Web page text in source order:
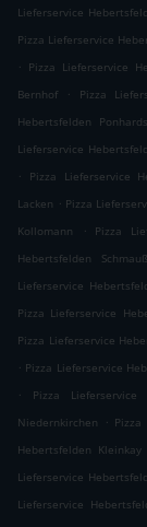
Lieferservice
Pizza Lieferservice
. Pizza Lieferservice
Bernhof
. Pizza
Hebertsfelden
Lieferservice
.
Pizza Lieferservice
Lacken . Pizza
Kollomann
. Pizza
Hebertsfelden Schmauß
Lieferservice
Pizza Lieferservice
Pizza Lieferservice
. Pizza Lieferservice
.
Pizza Lieferservice
Niedernkirchen
.
Hebertsfelden Kleinkay
Lieferservice
Lieferservice